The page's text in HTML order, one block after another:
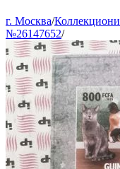
г. Москва/
№26147652/